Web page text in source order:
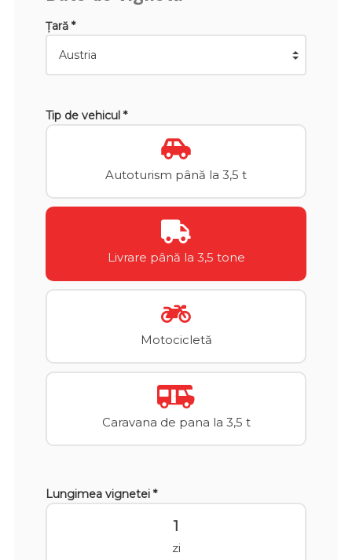
Țară *
Tip de vehicul *
Autoturism până la 3,5 t
Livrare până la 3,5 tone
Motocicletă
Caravana de pana la 3,5 t
Lungimea vignetei *
1
zi